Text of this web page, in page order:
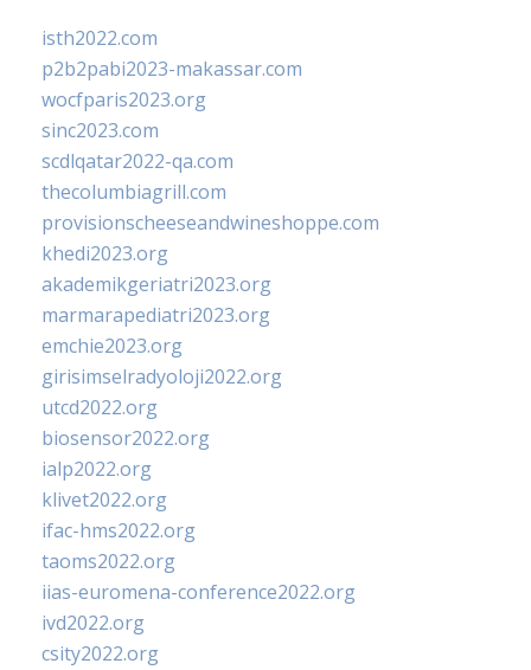
isth2022.com
p2b2pabi2023-makassar.com
wocfparis2023.org
sinc2023.com
scdlqatar2022-qa.com
thecolumbiagrill.com
provisionscheeseandwineshoppe.com
khedi2023.org
akademikgeriatri2023.org
marmarapediatri2023.org
emchie2023.org
girisimselradyoloji2022.org
utcd2022.org
biosensor2022.org
ialp2022.org
klivet2022.org
ifac-hms2022.org
taoms2022.org
iias-euromena-conference2022.org
ivd2022.org
csity2022.org